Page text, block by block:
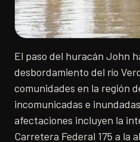
El paso del huracán John
desbordamiento del río
comunidades en la región
incomunicadas e
afectaciones incluyen la
Carretera Federal 175 a la